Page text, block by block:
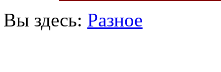
Вы здесь: Разное